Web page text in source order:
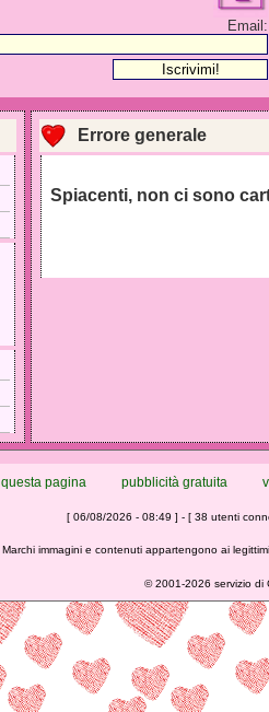
Email:
Errore generale
Spiacenti, non ci sono
pagina pubblicità gratuita
[ 06/08/2026 - 08:49 ] - [ 38 utenti
Marchi immagini e contenuti appartengono ai
©2001-2026 servizio di